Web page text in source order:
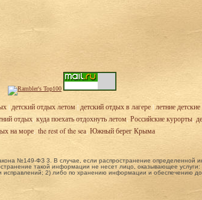
| детский отдых летом| детский отдых в лагере| летние детские
отдых, куда поехать отдохнуть летом, Российские курорты,
на море, the rest of the sea, Южный берег Крыма
№149-ФЗ 3. В случае, если распространение определенной
такой информации не несет лицо, оказывающее
2) либо по хранению информации и обеспечению